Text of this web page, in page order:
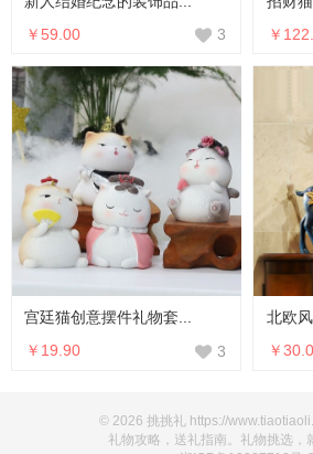
￥59.00
3
￥
宫廷猫创意摆件礼物套...
￥19.90
3
北欧
￥
© 2026 挑挑礼 https://
礼物攻略，送礼指南。礼物挑选，